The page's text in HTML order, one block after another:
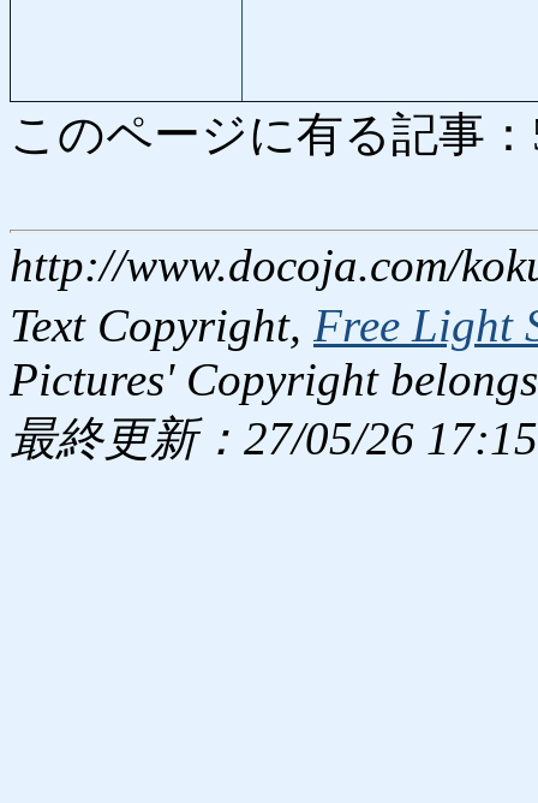
このページに有る記事
http://www.docoja.com/
Text Copyright, Free Light
Pictures' Copyright
最終更新：27/05/26 17:15